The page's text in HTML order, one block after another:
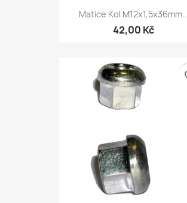
Matice Kol
42,00 Kč